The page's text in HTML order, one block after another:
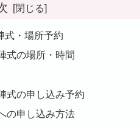
式・場所予約
式の場所・時間
式の申し込み予約
の申し込み方法